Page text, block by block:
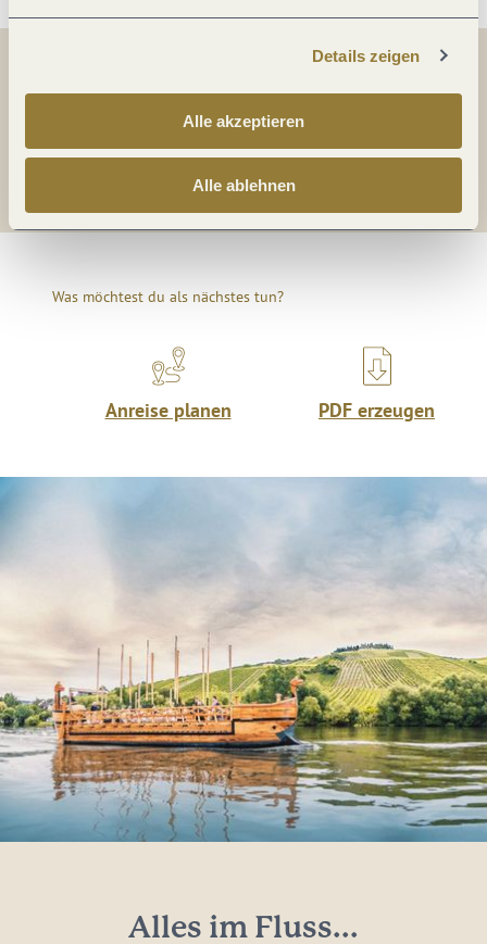
Details zeigen
Alle akzeptieren
Alle ablehnen
Teilen
Was möchtest du als nächstes tun?
Anreise planen PDF erzeugen
Alles im Fluss...